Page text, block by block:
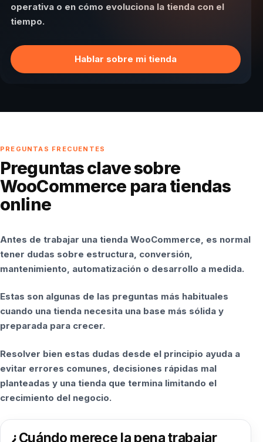
operativa o en cómo evoluciona la tienda con el
tiempo.
Hablar sobre mi tienda
PREGUNTAS FRECUENTES
Preguntas clave sobre
WooCommerce para tiendas
online
Antes de trabajar una tienda WooCommerce, es normal
tener dudas sobre estructura, conversión,
mantenimiento, automatización o desarrollo a medida.
Estas son algunas de las preguntas más habituales
cuando una tienda necesita una base más sólida y
preparada para crecer.
Resolver bien estas dudas desde el principio ayuda a
evitar errores comunes, decisiones rápidas mal
planteadas y una tienda que termina limitando el
crecimiento del negocio.
¿Cuándo merece la pena trabajar